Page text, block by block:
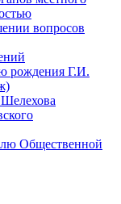
вопросов
рождения Г.И.
Общественной